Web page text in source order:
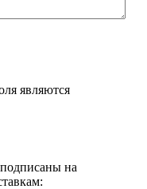
являются
на